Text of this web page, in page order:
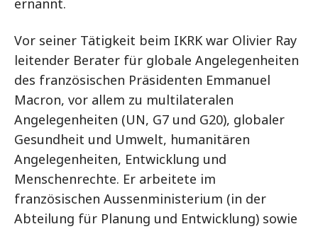
ernannt.
Vor seiner Tätigkeit beim IKRK war Olivier Ray
leitender Berater für globale Angelegenheiten
des französischen Präsidenten Emmanuel
Macron, vor allem zu multilateralen
Angelegenheiten (UN, G7 und G20), globaler
Gesundheit und Umwelt, humanitären
Angelegenheiten, Entwicklung und
Menschenrechte. Er arbeitete im
französischen Aussenministerium (in der
Abteilung für Planung und Entwicklung) sowie